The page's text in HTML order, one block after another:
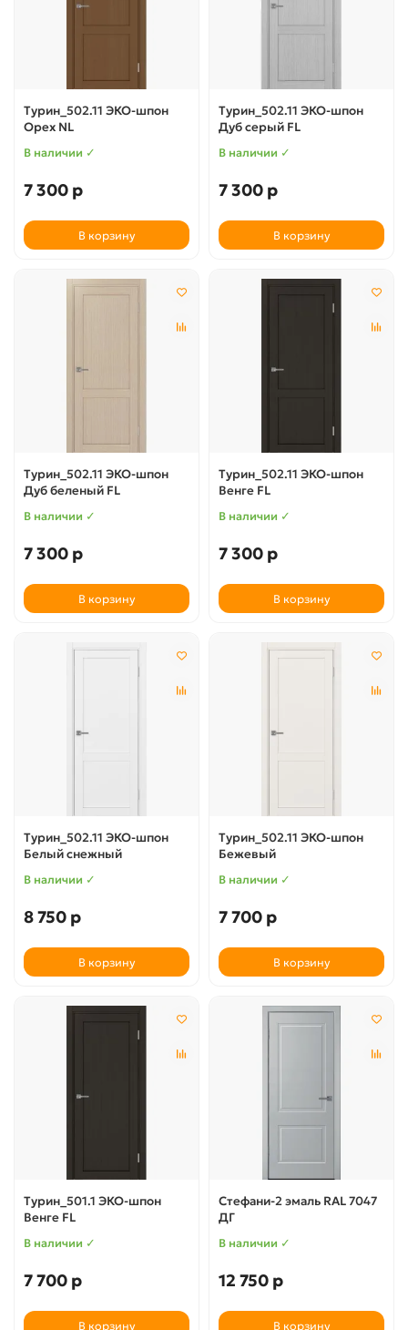
Турин_502.11 ЭКО-шпон
Орех NL
В наличии ✓
7 300 р
В корзину
Турин_502.11 ЭКО-шпон
Дуб серый FL
В наличии ✓
7 300 р
В корзину
Турин_502.11 ЭКО-шпон
Дуб беленый FL
В наличии ✓
7 300 р
В корзину
Турин_502.11 ЭКО-шпон
Венге FL
В наличии ✓
7 300 р
В корзину
Турин_502.11 ЭКО-шпон
Белый снежный
В наличии ✓
8 750 р
В корзину
Турин_502.11 ЭКО-шпон
Бежевый
В наличии ✓
7 700 р
В корзину
Турин_501.1 ЭКО-шпон
Венге FL
В наличии ✓
7 700 р
В корзину
Стефани-2 эмаль RAL 7047
ДГ
В наличии ✓
12 750 р
В корзину